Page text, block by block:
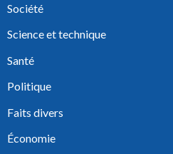
Société
Science et technique
Santé
Politique
Faits divers
Économie